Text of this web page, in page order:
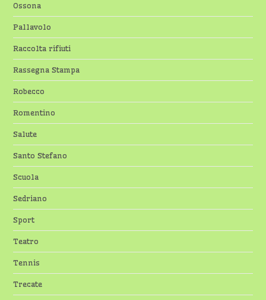
Ossona
Pallavolo
Raccolta rifiuti
Rassegna Stampa
Robecco
Romentino
Salute
Santo Stefano
Scuola
Sedriano
Sport
Teatro
Tennis
Trecate